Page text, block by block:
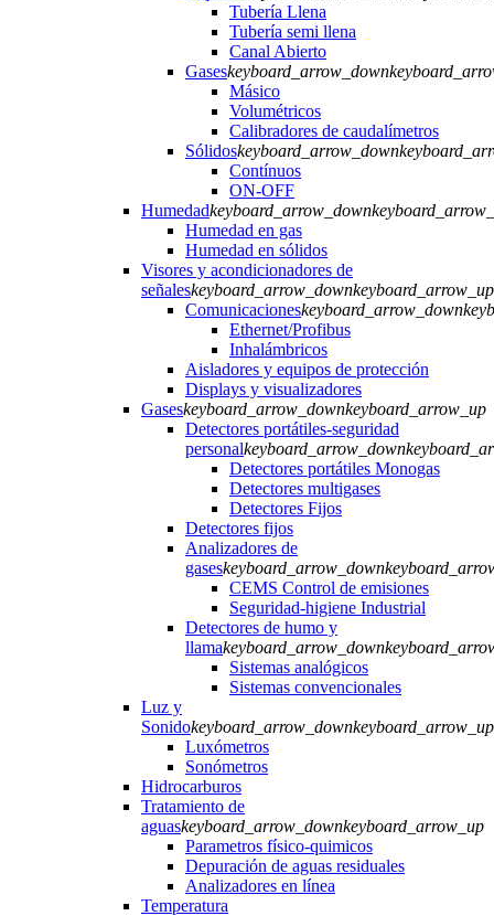
Tubería Llena
Tubería semi llena
Canal Abierto
Gaseskeyboard_arrow_down
Másico
Volumétricos
Calibradores de caudalímetros
Sólidoskeyboard_arrow_down
Contínuos
ON-OFF
Humedadkeyboard_arrow_down
Humedad en gas
Humedad en sólidos
Visores y acondicionadores de
señaleskeyboard_arrow_downkeyboard_arrow_up
Comunicacioneskeyboard_arrow_down
Ethernet/Profibus
Inhalámbricos
Aisladores y equipos de protección
Displays y visualizadores
Gaseskeyboard_arrow_downkeyboard_arrow_up
Detectores portátiles-seguridad
personalkeyboard_arrow_down
Detectores portátiles Monogas
Detectores multigases
Detectores Fijos
Detectores fijos
Analizadores de
gaseskeyboard_arrow_down
CEMS Control de emisiones
Seguridad-higiene Industrial
Detectores de humo y
llamakeyboard_arrow_down
Sistemas analógicos
Sistemas convencionales
Luz y
Sonidokeyboard_arrow_downkeyboard_arrow_up
Luxómetros
Sonómetros
Hidrocarburos
Tratamiento de
aguaskeyboard_arrow_downkeyboard_arrow_up
Parametros físico-quimicos
Depuración de aguas residuales
Analizadores en línea
Temperatura